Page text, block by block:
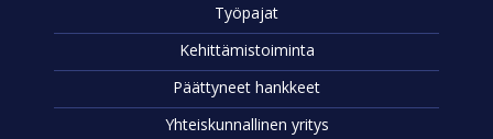
Työpajat
Kehittämistoiminta
Päättyneet hankkeet
Yhteiskunnallinen yritys